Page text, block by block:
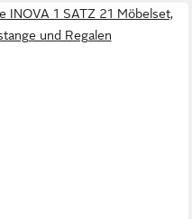
INOVA 1 SATZ 21 Möbelset,
und Regalen